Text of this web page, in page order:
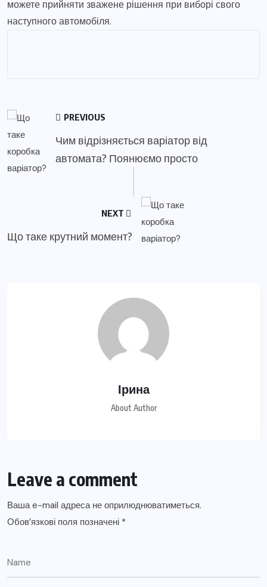
можете прийняти зважене рішення при виборі свого
наступного автомобіля.
PREVIOUS
Чим відрізняється варіатор від
автомата? Поянюємо просто
NEXT
Що таке крутний момент?
Ірина
About Author
Leave a comment
Ваша e-mail адреса не оприлюднюватиметься.
Обов’язкові поля позначені *